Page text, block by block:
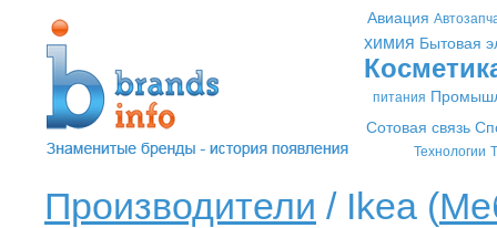
Авиация
химия Бытовая
питания
Сотовая связь
Технологии
Производители / Ikea (